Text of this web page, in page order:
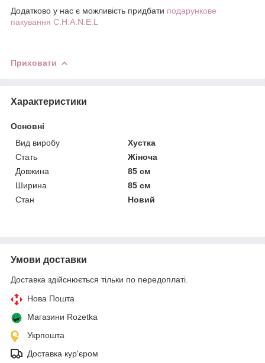
Додатково у нас є можливість придбати подарункове
пакування C.H.A.N.E.L
Приховати
Характеристики
Основні
Вид виробу
Хустка
Стать
Жіноча
Довжина
85 см
Ширина
85 см
Стан
Новий
Умови доставки
Доставка здійснюється тільки по передоплаті.
Нова Пошта
Магазини Rozetka
Укрпошта
Доставка кур'єром